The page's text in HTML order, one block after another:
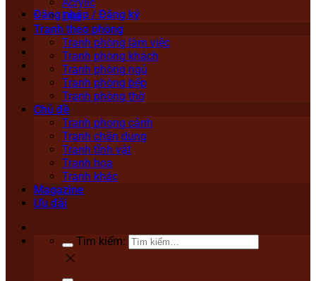
Đăng nhập / Đăng ký
Lụa
Tranh theo phòng
Tranh phòng làm việc
Tranh phòng khách
Tranh phòng ngủ
Tranh phòng bếp
Tranh phòng thờ
Chủ đề
Tranh phong cảnh
Tranh chân dung
Tranh tĩnh vật
Tranh hoa
Tranh khác
Magazine
Ưu đãi
Tìm kiếm: